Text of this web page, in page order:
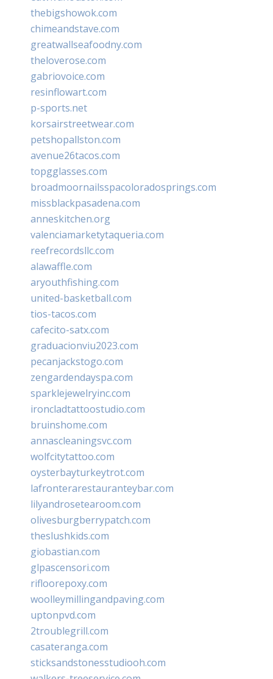
thebigshowok.com
chimeandstave.com
greatwallseafoodny.com
theloverose.com
gabriovoice.com
resinflowart.com
p-sports.net
korsairstreetwear.com
petshopallston.com
avenue26tacos.com
topgglasses.com
broadmoornailsspacoloradosprings.com
missblackpasadena.com
anneskitchen.org
valenciamarketytaqueria.com
reefrecordsllc.com
alawaffle.com
aryouthfishing.com
united-basketball.com
tios-tacos.com
cafecito-satx.com
graduacionviu2023.com
pecanjackstogo.com
zengardendayspa.com
sparklejewelryinc.com
ironcladtattoostudio.com
bruinshome.com
annascleaningsvc.com
wolfcitytattoo.com
oysterbayturkeytrot.com
lafronterarestauranteybar.com
lilyandrosetearoom.com
olivesburgberrypatch.com
theslushkids.com
giobastian.com
glpascensori.com
rifloorepoxy.com
woolleymillingandpaving.com
uptonpvd.com
2troublegrill.com
casateranga.com
sticksandstonesstudiooh.com